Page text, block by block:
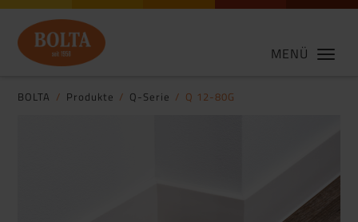
MENÜ
BOLTA Produkte Q-Serie Q 12-80G